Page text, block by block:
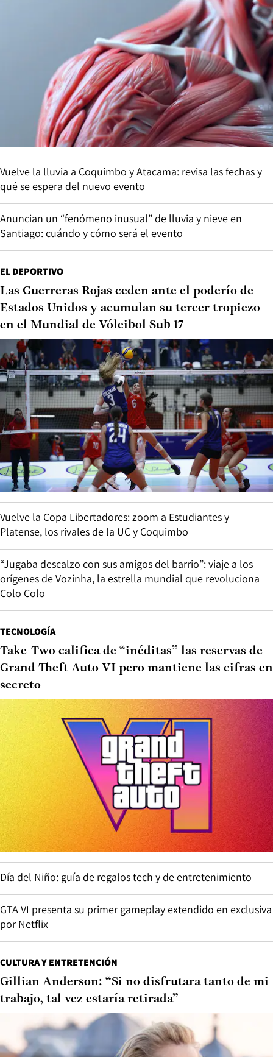
Vuelve la lluvia a Coquimbo y Atacama: revisa las fechas y
qué se espera del nuevo evento
Anuncian un “fenómeno inusual” de lluvia y nieve en
Santiago: cuándo y cómo será el evento
EL DEPORTIVO
Las Guerreras Rojas ceden ante el poderío de
Estados Unidos y acumulan su tercer tropiezo
en el Mundial de Vóleibol Sub 17
Vuelve la Copa Libertadores: zoom a Estudiantes y
Platense, los rivales de la UC y Coquimbo
“Jugaba descalzo con sus amigos del barrio”: viaje a los
orígenes de Vozinha, la estrella mundial que revoluciona
Colo Colo
TECNOLOGÍA
Take-Two califica de “inéditas” las reservas de
Grand Theft Auto VI pero mantiene las cifras en
secreto
Día del Niño: guía de regalos tech y de entretenimiento
GTA VI presenta su primer gameplay extendido en exclusiva
por Netflix
CULTURA Y ENTRETENCIÓN
Gillian Anderson: “Si no disfrutara tanto de mi
trabajo, tal vez estaría retirada”